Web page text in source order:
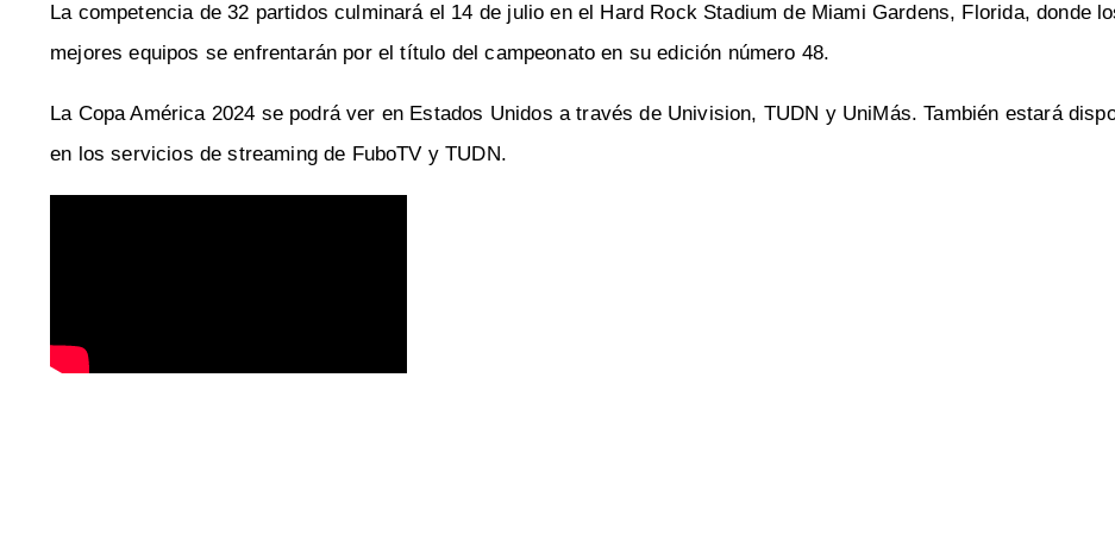
La competencia de 32 partidos culminará el 14 de julio en el Hard Rock Stadium de Miami Gardens, Florida, donde
mejores equipos se enfrentarán por el título del campeonato en su edición número 48.
La Copa América 2024 se podrá ver en Estados Unidos a través de Univision, TUDN y UniMás. También estará
en los servicios de streaming de FuboTV y TUDN.